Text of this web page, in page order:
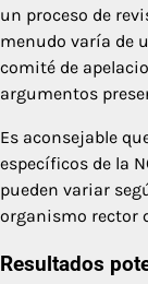
un proceso de
menudo varía de
comité de
argumentos
Es aconsejable
específicos de la
pueden variar
organismo rector
Resultados